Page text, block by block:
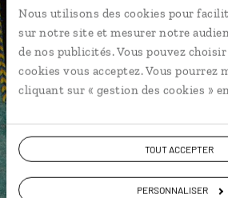
Nous utilisons des cookies pour
sur notre site et mesurer notre
de nos publicités. Vous pouvez
cookies vous acceptez. Vous pourrez
cliquant sur « gestion des cookies »
TOUT ACCEPTER
PERSONNALISER
Une envie de
Bishkek Lac Issyk-Kul
Bokonbayevo
Cholpon-Ata